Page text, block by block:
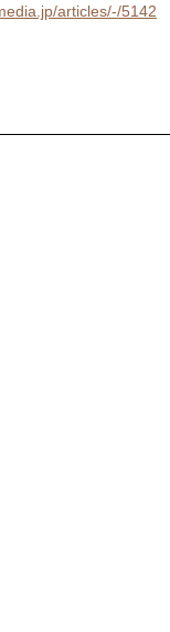
articles/-/5142